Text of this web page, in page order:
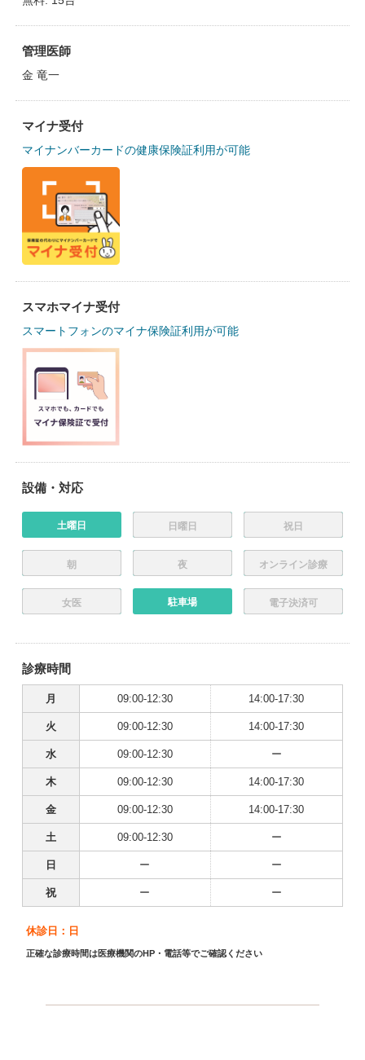
管理医師
金 竜一
マイナ受付
マイナンバーカードの健康保険証利用が可能
スマホマイナ受付
スマートフォンのマイナ保険証利用が可能
設備・対応
土曜日 日曜日 祝日
朝 夜 オンライン診療
女医 駐車場 電子決済可
診療時間
月 09:00-12:30 14:00-17:30
火 09:00-12:30 14:00-17:30
水 09:00-12:30 ー
木 09:00-12:30 14:00-17:30
金 09:00-12:30 14:00-17:30
土 09:00-12:30 ー
日 ー ー
祝 ー ー
休診日：日
正確な診療時間は医療機関のHP・電話等でご確認ください